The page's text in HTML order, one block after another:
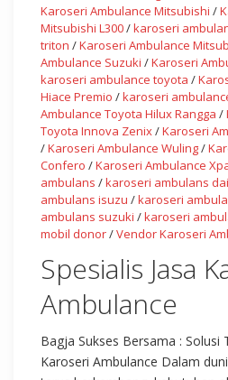
Karoseri Ambulance Mitsubishi /
Mitsubishi L300/karoseri
triton /Karoseri Ambulance
Ambulance Suzuki /Karoseri
karoseri ambulance toyota /
Hiace Premio /karoseri
Ambulance Toyota Hilux Rangga /
Toyota Innova Zenix/Karoseri
/Karoseri Ambulance Wuling/
Confero /Karoseri Ambulance
ambulans /karoseri ambulans
ambulans isuzu /karoseri
ambulans suzuki /karoseri
mobil donor/Vendor Karoseri
Spesialis Jasa
Ambulance
Bagja Sukses Bersama : Solusi
Karoseri Ambulance Dalam